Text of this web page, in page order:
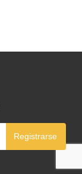
Registrarse